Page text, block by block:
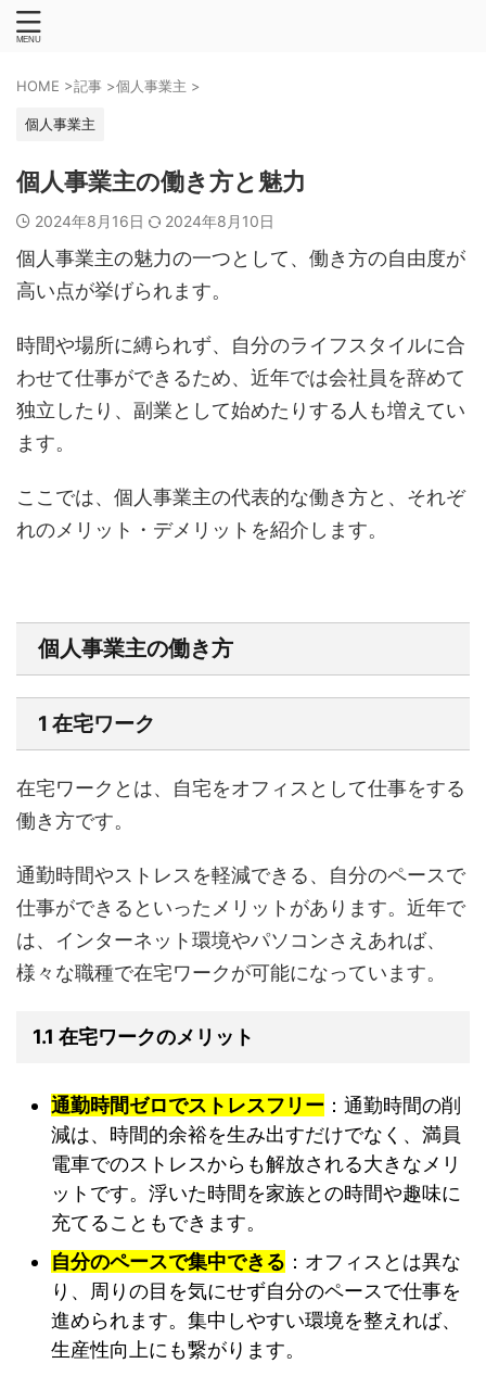
HOME >記事 >個人事業主 >
個人事業主
個人事業主の働き方と魅力
2024年8月16日 2024年8月10日
個人事業主の魅力の一つとして、働き方の自由度が
高い点が挙げられます。
時間や場所に縛られず、自分のライフスタイルに合
わせて仕事ができるため、近年では会社員を辞めて
独立したり、副業として始めたりする人も増えてい
ます。
ここでは、個人事業主の代表的な働き方と、それぞ
れのメリット・デメリットを紹介します。
個人事業主の働き方
1 在宅ワーク
在宅ワークとは、自宅をオフィスとして仕事をする
働き方です。
通勤時間やストレスを軽減できる、自分のペースで
仕事ができるといったメリットがあります。近年で
は、インターネット環境やパソコンさえあれば、
様々な職種で在宅ワークが可能になっています。
1.1 在宅ワークのメリット
通勤時間ゼロでストレスフリー ：通勤時間の削
減は、時間的余裕を生み出すだけでなく、満員
電車でのストレスからも解放される大きなメリ
ットです。浮いた時間を家族との時間や趣味に
充てることもできます。
自分のペースで集中できる ：オフィスとは異な
り、周りの目を気にせず自分のペースで仕事を
進められます。集中しやすい環境を整えれば、
生産性向上にも繋がります。